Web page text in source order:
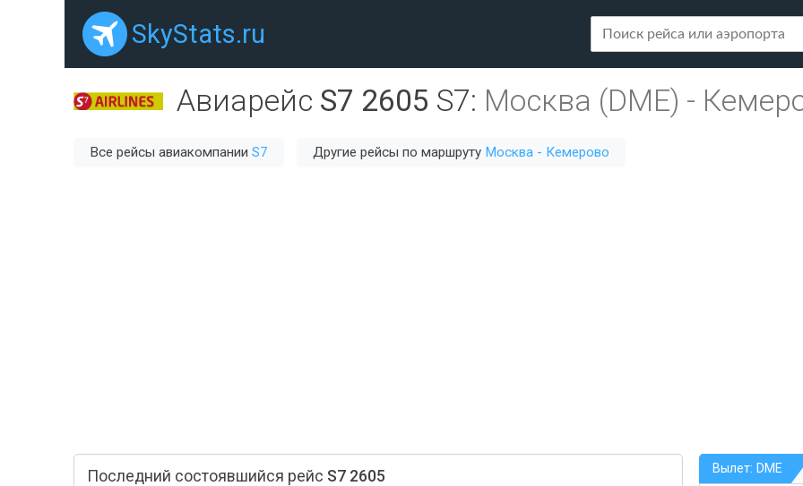
SkyStats.ru
Авиарейс S7 2605 S7: Москва (DME) -
Все рейсы авиакомпании S7 Другие рейсы по маршруту Москва - Кемерово
Последний состоявшийся рейс S7 2605 Вылет: DME